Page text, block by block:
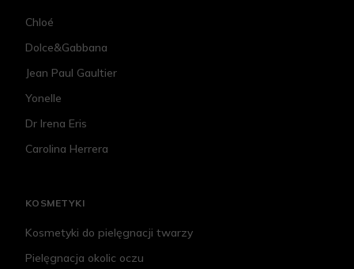
Chloé
Dolce&Gabbana
Jean Paul Gaultier
Yonelle
Dr Irena Eris
Carolina Herrera
KOSMETYKI
Kosmetyki do pielęgnacji twarzy
Pielęgnacja okolic oczu